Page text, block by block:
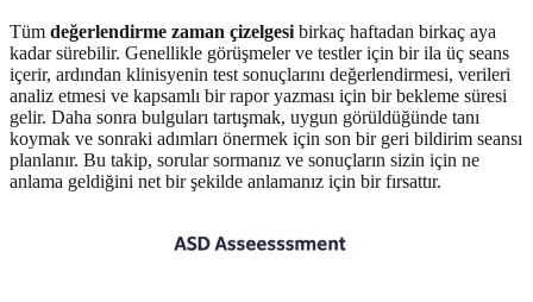
Tüm değerlendirme zaman çizelgesi birkaç haftadan birkaç aya
kadar sürebilir. Genellikle görüşmeler ve testler için bir ila üç seans
içerir, ardından klinisyenin test sonuçlarını değerlendirmesi, verileri
analiz etmesi ve kapsamlı bir rapor yazması için bir bekleme süresi
gelir. Daha sonra bulguları tartışmak, uygun görüldüğünde tanı
koymak ve sonraki adımları önermek için son bir geri bildirim seansı
planlanır. Bu takip, sorular sormanız ve sonuçların sizin için ne
anlama geldiğini net bir şekilde anlamanız için bir fırsattır.